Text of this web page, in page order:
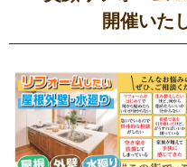
開催いた